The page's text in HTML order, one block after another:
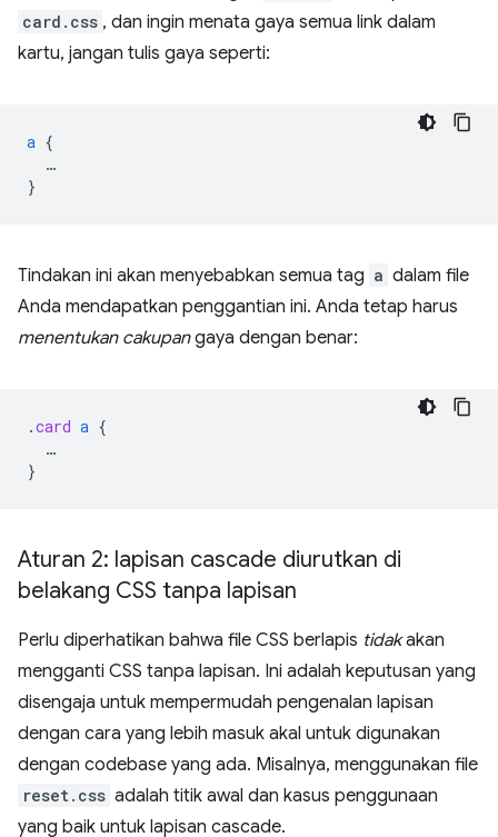
card.css , dan ingin menata gaya semua link dalam
kartu, jangan tulis gaya seperti:
a {
…
}
Tindakan ini akan menyebabkan semua tag a dalam file
Anda mendapatkan penggantian ini. Anda tetap harus
menentukan cakupangaya dengan benar:
.card a {
…
}
Aturan 2: lapisan cascade diurutkan di
belakang CSS tanpa lapisan
Perlu diperhatikan bahwa file CSS berlapis tidakakan
mengganti CSS tanpa lapisan. Ini adalah keputusan yang
disengaja untuk mempermudah pengenalan lapisan
dengan cara yang lebih masuk akal untuk digunakan
dengan codebase yang ada. Misalnya, menggunakan file
reset.css adalah titik awal dan kasus penggunaan
yang baik untuk lapisan cascade.